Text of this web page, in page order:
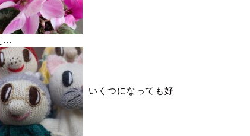
...
いくつになっても好